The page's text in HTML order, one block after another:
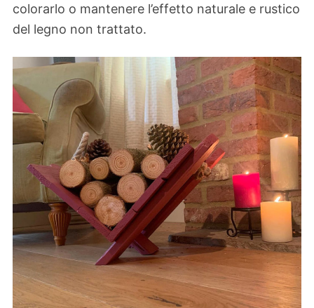
colorarlo o mantenere l’effetto naturale e rustico
del legno non trattato.